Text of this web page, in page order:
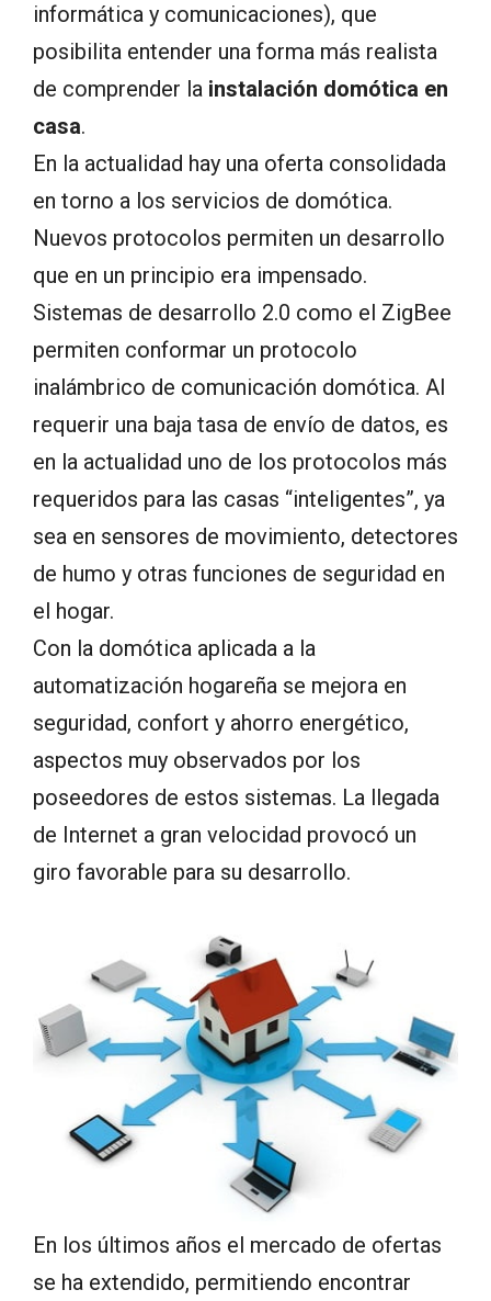
informática y comunicaciones), que
posibilita entender una forma más realista
de comprender la instalación domótica en
casa.
En la actualidad hay una oferta consolidada
en torno a los servicios de domótica.
Nuevos protocolos permiten un desarrollo
que en un principio era impensado.
Sistemas de desarrollo 2.0 como el ZigBee
permiten conformar un protocolo
inalámbrico de comunicación domótica. Al
requerir una baja tasa de envío de datos, es
en la actualidad uno de los protocolos más
requeridos para las casas “inteligentes”, ya
sea en sensores de movimiento, detectores
de humo y otras funciones de seguridad en
el hogar.
Con la domótica aplicada a la
automatización hogareña se mejora en
seguridad, confort y ahorro energético,
aspectos muy observados por los
poseedores de estos sistemas. La llegada
de Internet a gran velocidad provocó un
giro favorable para su desarrollo.
En los últimos años el mercado de ofertas
se ha extendido, permitiendo encontrar